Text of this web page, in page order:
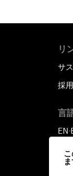
リ
サ
採
言
EN ▪